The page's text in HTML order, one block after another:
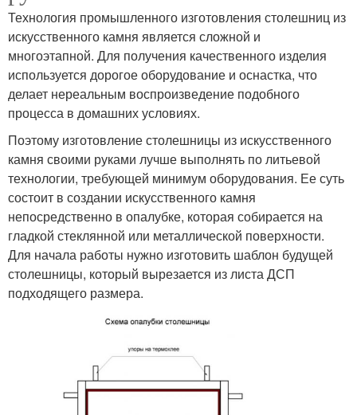
Технология промышленного изготовления столешниц из
искусственного камня является сложной и
многоэтапной. Для получения качественного изделия
используется дорогое оборудование и оснастка, что
делает нереальным воспроизведение подобного
процесса в домашних условиях.
Поэтому изготовление столешницы из искусственного
камня своими руками лучше выполнять по литьевой
технологии, требующей минимум оборудования. Ее суть
состоит в создании искусственного камня
непосредственно в опалубке, которая собирается на
гладкой стеклянной или металлической поверхности.
Для начала работы нужно изготовить шаблон будущей
столешницы, который вырезается из листа ДСП
подходящего размера.